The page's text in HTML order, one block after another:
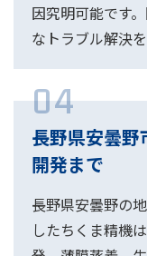
因究明可能です
なトラブル解決
04
長野県安曇
開発まで
長野県安曇野の
したちくま精機